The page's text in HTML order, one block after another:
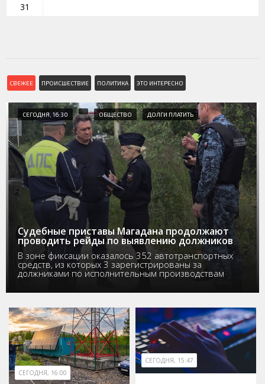
31
СВЕЖЕЕ ПРОИСШЕСТВИЕ ПОЛИТИКА ЭТО ИНТЕРЕСНО
СЕГОДНЯ, 16:30 ОБЩЕСТВО ДОЛГИ ПЛАТИТЬ
Судебные приставы Магадана продолжают
проводить рейды по выявлению должников
В зоне фиксации оказалось 352 автотранспортных
средств, из которых 3 зарегистрированы за
должниками по исполнительным производствам
СЕГОДНЯ, 16:00
СЕГОДНЯ, 15:47